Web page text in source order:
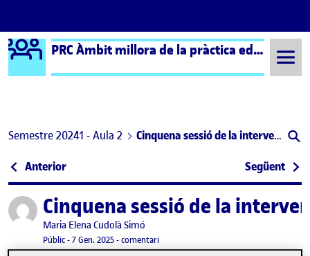
Saltar al contingut
Logo Ágora PRC Àmbit millora de la pràctica educativa (formal) – Aula 2
Semestre 20241 - Aula 2 Cinquena sessió de la intervenció
Navegació d'entrades
Anterior: 4arta sessió al centre de pràctiques Següent:
Publicat perCinquena sessió de la
Publicat per
Maria Elena Cudolà Simó
Visibilitat:
Públic-Data de publicació
7 Gen. 2025-comentariel Cinquena sessió de la intervenció